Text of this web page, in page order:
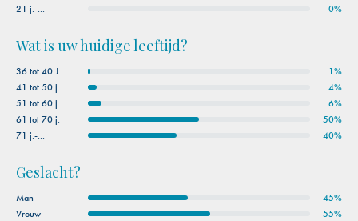
21 j.-...
0%
Wat is uw huidige leeftijd?
36 tot 40 J.
1%
41 tot 50 j.
4%
51 tot 60 j.
6%
61 tot 70 j.
50%
71 j.-...
40%
Geslacht?
Man
45%
Vrouw
55%